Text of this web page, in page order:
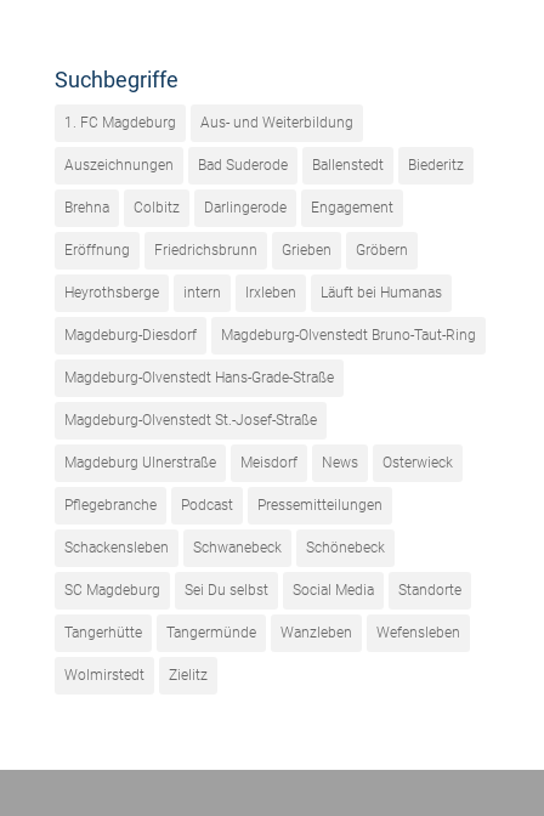
Suchbegriffe
1. FC Magdeburg Aus- und Weiterbildung
Auszeichnungen Bad Suderode Ballenstedt Biederitz
Brehna Colbitz Darlingerode Engagement
Eröffnung Friedrichsbrunn Grieben Gröbern
Heyrothsberge intern Irxleben Läuft bei Humanas
Magdeburg-Diesdorf Magdeburg-Olvenstedt Bruno-Taut-Ring
Magdeburg-Olvenstedt Hans-Grade-Straße
Magdeburg-Olvenstedt St.-Josef-Straße
Magdeburg Ulnerstraße Meisdorf News Osterwieck
Pflegebranche Podcast Pressemitteilungen
Schackensleben Schwanebeck Schönebeck
SC Magdeburg Sei Du selbst Social Media Standorte
Tangerhütte Tangermünde Wanzleben Wefensleben
Wolmirstedt Zielitz